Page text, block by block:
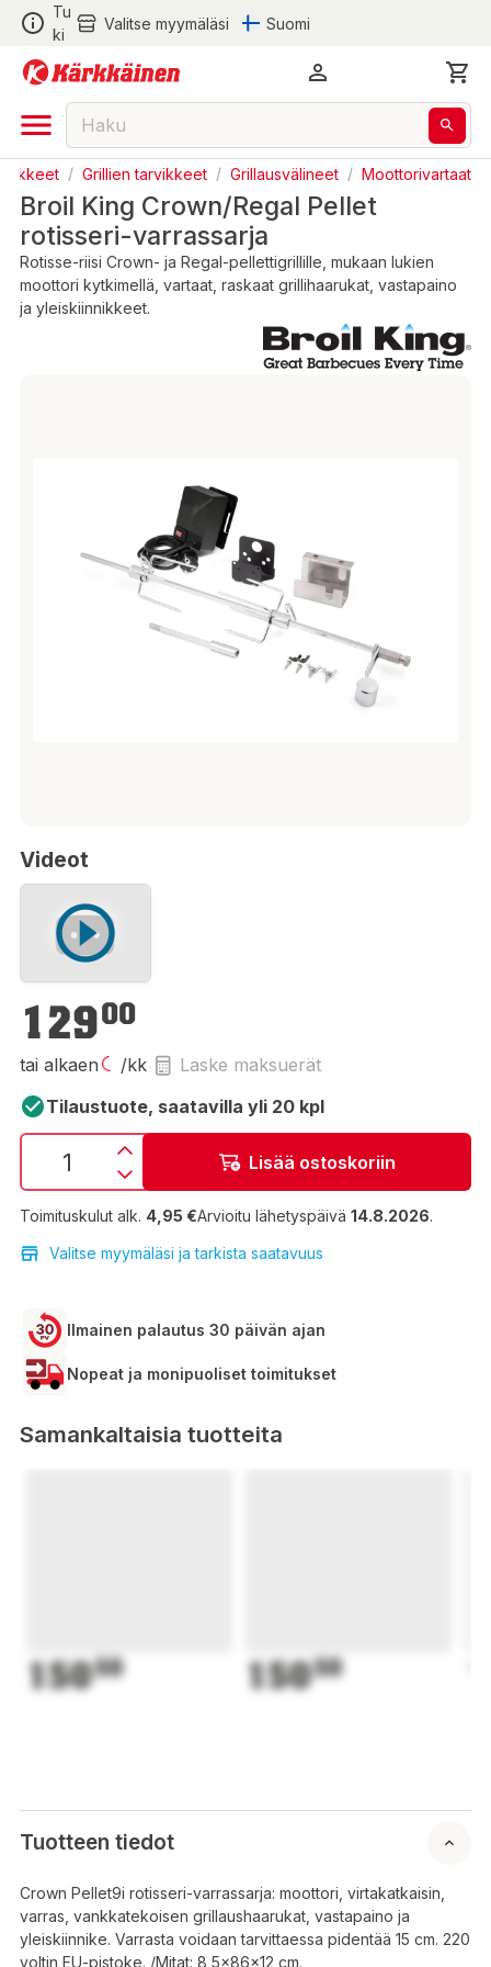
Tu
ki
Valitse myymäläsi Suomi
/ Grillien tarvikkeet / Grillausvälineet / Moottorivartaat
Videot
Broil King Crown/Regal Pellet
rotisseri-varrassarja
Rotisse-riisi Crown- ja Regal-pellettigrillille, mukaan lukien
moottori kytkimellä, vartaat, raskaat grillihaarukat, vastapaino
ja yleiskiinnikkeet.
129,00 €
12900
tai alkaen /kk
Laske maksuerät
Tilaustuote, saatavilla yli 20 kpl
Lisää ostoskoriin
Toimituskulut alk. 4,95 €Arvioitu lähetyspäivä 14.8.2026.
Valitse myymäläsi ja tarkista saatavuus
Ilmainen palautus 30 päivän ajan
Nopeat ja monipuoliset toimitukset
Samankaltaisia tuotteita
15050 15050
Tuotteen tiedot
Crown Pellet9i rotisseri-varrassarja: moottori, virtakatkaisin,
varras, vankkatekoisen grillaushaarukat, vastapaino ja
yleiskiinnike. Varrasta voidaan tarvittaessa pidentää 15 cm. 220
voltin EU-pistoke. /Mitat: 8,5x86x12 cm.